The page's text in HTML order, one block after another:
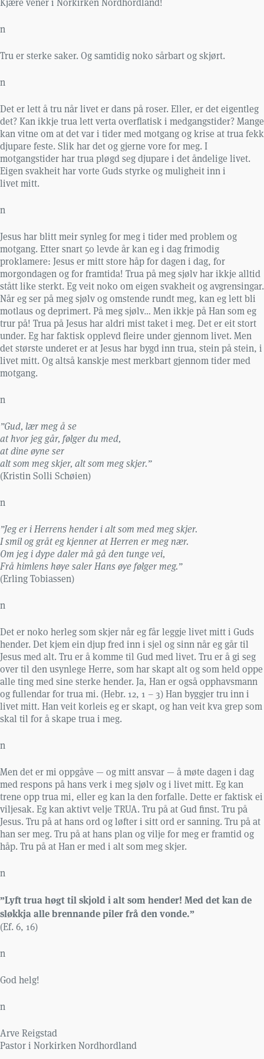
n
Tru er sterke saker. Og samtidig noko sårbart og skjørt.
n
Det er lett å tru når livet er dans på roser. Eller, er det eigentleg
det? Kan ikkje trua lett verta overflatisk i medgangstider? Mange
kan vitne om at det var i tider med motgang og krise at trua fekk
djupare feste. Slik har det og gjerne vore for meg. I
motgangstider har trua pløgd seg djupare i det åndelige livet.
Eigen svakheit har vorte Guds styrke og muligheit inn i
livet mitt.
n
Jesus har blitt meir synleg for meg i tider med problem og
motgang. Etter snart 50 levde år kan eg i dag frimodig
proklamere: Jesus er mitt store håp for dagen i dag, for
morgondagen og for framtida! Trua på meg sjølv har ikkje alltid
stått like sterkt. Eg veit noko om eigen svakheit og avgrensingar.
Når eg ser på meg sjølv og omstende rundt meg, kan eg lett bli
motlaus og deprimert. På meg sjølv… Men ikkje på Han som eg
trur på! Trua på Jesus har aldri mist taket i meg. Det er eit stort
under. Eg har faktisk opplevd fleire under gjennom livet. Men
det største underet er at Jesus har bygd inn trua, stein på stein, i
livet mitt. Og altså kanskje mest merkbart gjennom tider med
motgang.
n
”Gud, lær meg å se
at hvor jeg går, følger du med,
at dine øyne ser
alt som meg skjer, alt som meg skjer.”
(Kristin Solli Schøien)
n
”Jeg er i Herrens hender i alt som med meg skjer.
I smil og gråt eg kjenner at Herren er meg nær.
Om jeg i dype daler må gå den tunge vei,
Frå himlens høye saler Hans øye følger meg.”
(Erling Tobiassen)
n
Det er noko herleg som skjer når eg får leggje livet mitt i Guds
hender. Det kjem ein djup fred inn i sjel og sinn når eg går til
Jesus med alt. Tru er å komme til Gud med livet. Tru er å gi seg
over til den usynlege Herre, som har skapt alt og som held oppe
alle ting med sine sterke hender. Ja, Han er også opphavsmann
og fullendar for trua mi. (Hebr. 12, 1 – 3) Han byggjer tru inn i
livet mitt. Han veit korleis eg er skapt, og han veit kva grep som
skal til for å skape trua i meg.
n
Men det er mi oppgåve — og mitt ansvar — å møte dagen i dag
med respons på hans verk i meg sjølv og i livet mitt. Eg kan
trene opp trua mi, eller eg kan la den forfalle. Dette er faktisk ei
viljesak. Eg kan aktivt velje TRUA. Tru på at Gud finst. Tru på
Jesus. Tru på at hans ord og løfter i sitt ord er sanning. Tru på at
han ser meg. Tru på at hans plan og vilje for meg er framtid og
håp. Tru på at Han er med i alt som meg skjer.
n
”Lyft trua høgt til skjold i alt som hender! Med det kan de
sløkkja alle brennande piler frå den vonde.”
(Ef. 6, 16)
n
God helg!
n
Arve Reigstad
Pastor i Norkirken Nordhordland